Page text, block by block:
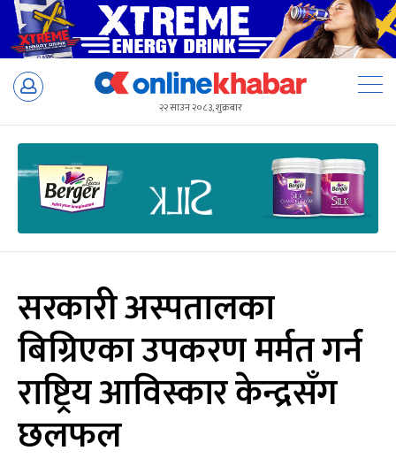
Skip
२२ साउन २०८३, शुक्रबार
सरकारी अस्पतालका
बिग्रिएका उपकरण मर्मत गर्न
राष्ट्रिय आविस्कार केन्द्रसँग
छलफल